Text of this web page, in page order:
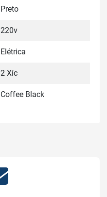
Preto
220v
Elétrica
2 Xíc
Coffee Black